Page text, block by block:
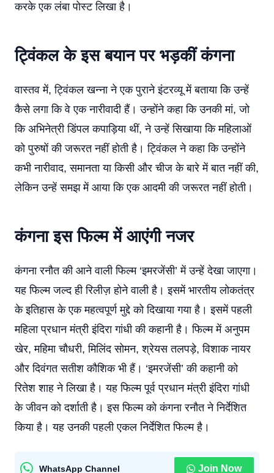
करके एक लंबा पोस्ट लिखा है।
ट्विंकल के इस बयान पर भड़कीं कंगना
वास्तव में, ट्विंकल खन्ना ने एक पुराने इंटरव्यू में बताया कि उन्हें
कैसे लगा कि वे एक नारीवादी हैं। उन्होंने कहा कि उनकी मां, जो
कि अभिनेत्री डिंपल कपाड़िया थीं, ने उन्हें सिखाया कि महिलाओं
को पुरुषों की जरूरत नहीं होती है। ट्विंकल ने कहा कि उन्होंने
कभी नारीवाद, समानता या किसी और चीज के बारे में बात नहीं की,
लेकिन उन्हें समझ में आया कि एक आदमी की जरूरत नहीं होती।
कंगना इस फिल्म में आएंगी नजर
कंगना रनौत की आने वाली फिल्म ‘इमरजेंसी’ में उन्हें देखा जाएगा।
यह फिल्म जल्द ही रिलीज़ होने वाली है। इसमें भारतीय लोकतंत्र
के इतिहास के एक महत्वपूर्ण मुद्दे को दिखाया गया है। इसमें पहली
महिला प्रधान मंत्री इंदिरा गांधी की कहानी है। फिल्म में अनुपम
खेर, महिमा चौधरी, मिलिंद सोमन, श्रेयस तलपड़े, विशाक नायर
और दिवंगत सतीश कौशिक भी हैं। ‘इमरजेंसी’ की कहानी को
रितेश शाह ने लिखा है। यह फिल्म पूर्व प्रधान मंत्री इंदिरा गांधी
के जीवन को दर्शाती है। इस फिल्म को कंगना रनौत ने निर्देशित
किया है। यह उनकी पहली एकल निर्देशित फिल्म है।
WhatsApp Channel Join Now